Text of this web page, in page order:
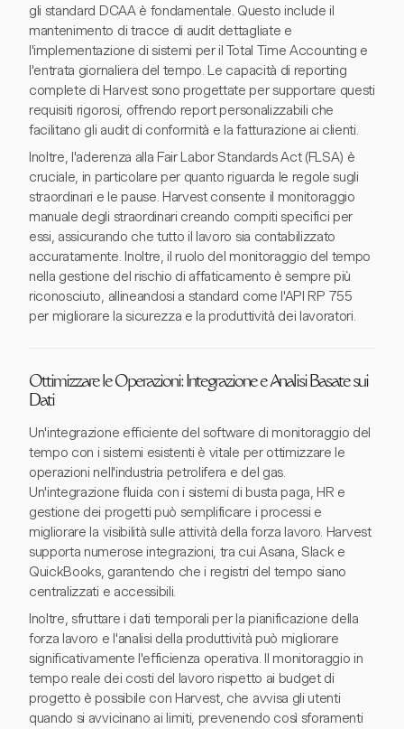
gli standard DCAA è fondamentale. Questo include il
mantenimento di tracce di audit dettagliate e
l'implementazione di sistemi per il Total Time Accounting e
l'entrata giornaliera del tempo. Le capacità di reporting
complete di Harvest sono progettate per supportare questi
requisiti rigorosi, offrendo report personalizzabili che
facilitano gli audit di conformità e la fatturazione ai clienti.
Inoltre, l'aderenza alla Fair Labor Standards Act (FLSA) è
cruciale, in particolare per quanto riguarda le regole sugli
straordinari e le pause. Harvest consente il monitoraggio
manuale degli straordinari creando compiti specifici per
essi, assicurando che tutto il lavoro sia contabilizzato
accuratamente. Inoltre, il ruolo del monitoraggio del tempo
nella gestione del rischio di affaticamento è sempre più
riconosciuto, allineandosi a standard come l'API RP 755
per migliorare la sicurezza e la produttività dei lavoratori.
Ottimizzare le Operazioni: Integrazione e Analisi Basate sui
Dati
Un'integrazione efficiente del software di monitoraggio del
tempo con i sistemi esistenti è vitale per ottimizzare le
operazioni nell'industria petrolifera e del gas.
Un'integrazione fluida con i sistemi di busta paga, HR e
gestione dei progetti può semplificare i processi e
migliorare la visibilità sulle attività della forza lavoro. Harvest
supporta numerose integrazioni, tra cui Asana, Slack e
QuickBooks, garantendo che i registri del tempo siano
centralizzati e accessibili.
Inoltre, sfruttare i dati temporali per la pianificazione della
forza lavoro e l'analisi della produttività può migliorare
significativamente l'efficienza operativa. Il monitoraggio in
tempo reale dei costi del lavoro rispetto ai budget di
progetto è possibile con Harvest, che avvisa gli utenti
quando si avvicinano ai limiti, prevenendo così sforamenti